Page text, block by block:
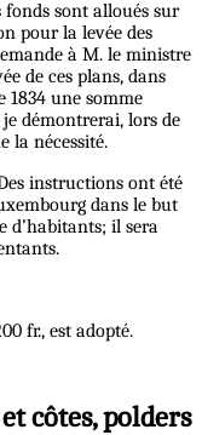
fonds sont alloués sur
pour la levée des
à M. le ministre
de ces plans, dans
1834 une somme
démontrerai, lors de
la nécessité.
instructions ont été
dans le but
d’habitants; il sera
fr., est adopté.
côtes, polders